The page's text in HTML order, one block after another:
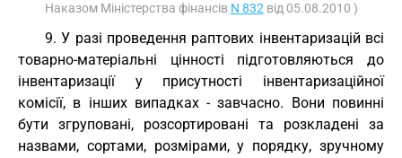
Наказом Міністерства фінансів N 832 від 05.08.2010 )
9. У разі проведення раптових інвентаризацій всі
товарно-матеріальні цінності підготовляються до
інвентаризації у присутності інвентаризаційної
комісії, в інших випадках - завчасно. Вони повинні
бути згруповані, розсортировані та розкладені за
назвами, сортами, розмірами, у порядку, зручному